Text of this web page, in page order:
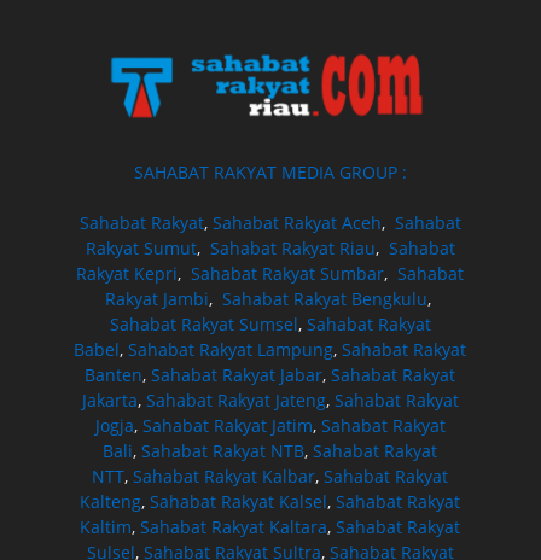
SAHABAT RAKYAT MEDIA GROUP :
Sahabat Rakyat, Sahabat Rakyat Aceh, Sahabat
Rakyat Sumut, Sahabat Rakyat Riau, Sahabat
Rakyat Kepri,Sahabat Rakyat Sumbar,Sahabat
Rakyat Jambi, Sahabat Rakyat Bengkulu,
Sahabat Rakyat Sumsel, Sahabat Rakyat
Babel,Sahabat Rakyat Lampung,Sahabat Rakyat
Banten,Sahabat Rakyat Jabar,Sahabat Rakyat
Jakarta, Sahabat Rakyat Jateng, Sahabat Rakyat
Jogja, Sahabat Rakyat Jatim, Sahabat Rakyat
Bali,Sahabat Rakyat NTB,Sahabat Rakyat
NTT,Sahabat Rakyat Kalbar,Sahabat Rakyat
Kalteng,Sahabat Rakyat Kalsel,Sahabat Rakyat
Kaltim,Sahabat Rakyat Kaltara,Sahabat Rakyat
Sulsel, Sahabat Rakyat Sultra, Sahabat Rakyat